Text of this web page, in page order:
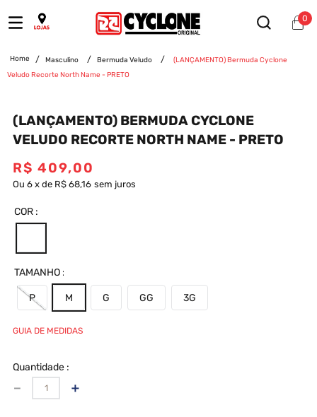
0
Masculino Bermuda Veludo
(LANÇAMENTO) Bermuda Cyclone
Veludo Recorte North Name - PRETO
(LANÇAMENTO) BERMUDA CYCLONE
VELUDO RECORTE NORTH NAME - PRETO
R$ 409,00
Ou 6 x de R$ 68,16 sem juros
COR
TAMANHO
P M G GG 3G
GUIA DE MEDIDAS
Quantidade
＋
－